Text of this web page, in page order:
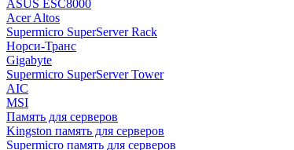
ASUS ESC8000
Acer Altos
Supermicro SuperServer Rack
Норси-Транс
Gigabyte
Supermicro SuperServer Tower
AIC
MSI
Память для серверов
Kingston память для серверов
Supermicro память для серверов